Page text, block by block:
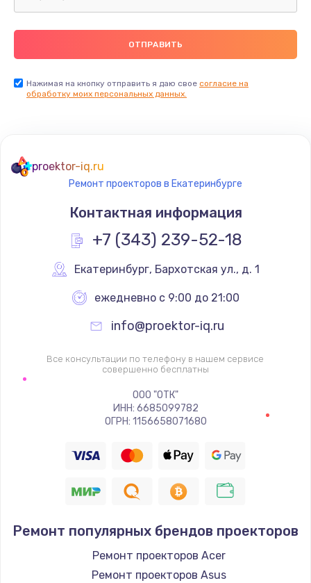
Ремонт пищалок(твитеров)
900 руб.
Заказать
Ремонт цепей питания
Замена видеокарты
Заказать
1120 руб.
Заказать
Замена видеочипа
2745 руб.
Настройка BIOS
Заказать
Ремонт подсветки
Заказать
Настройка ОС
Нажимая на кнопку отправить я даю свое согласие на
обработку моих персональных данных.
proektor-iq.ru
Ремонт проекторов в Екатеринбурге
Контактная информация
+7 (343) 239-52-18
Екатеринбург, Бархотская ул., д. 1
ежедневно с 9:00 до 21:00
info@proektor-iq.ru
Все консультации по телефону в нашем сервисе
совершенно бесплатны
ООО "ОТК"
ИНН: 6685099782
ОГРН: 1156658071680
Ремонт популярных брендов проекторов
Ремонт проекторов Acer
Ремонт проекторов Asus